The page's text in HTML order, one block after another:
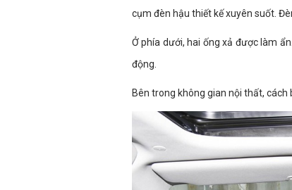
cụm đèn hậu thiết kế xuyên suốt.
Ở phía dưới, hai ống xả được làm
động.
Bên trong không gian nội thất,